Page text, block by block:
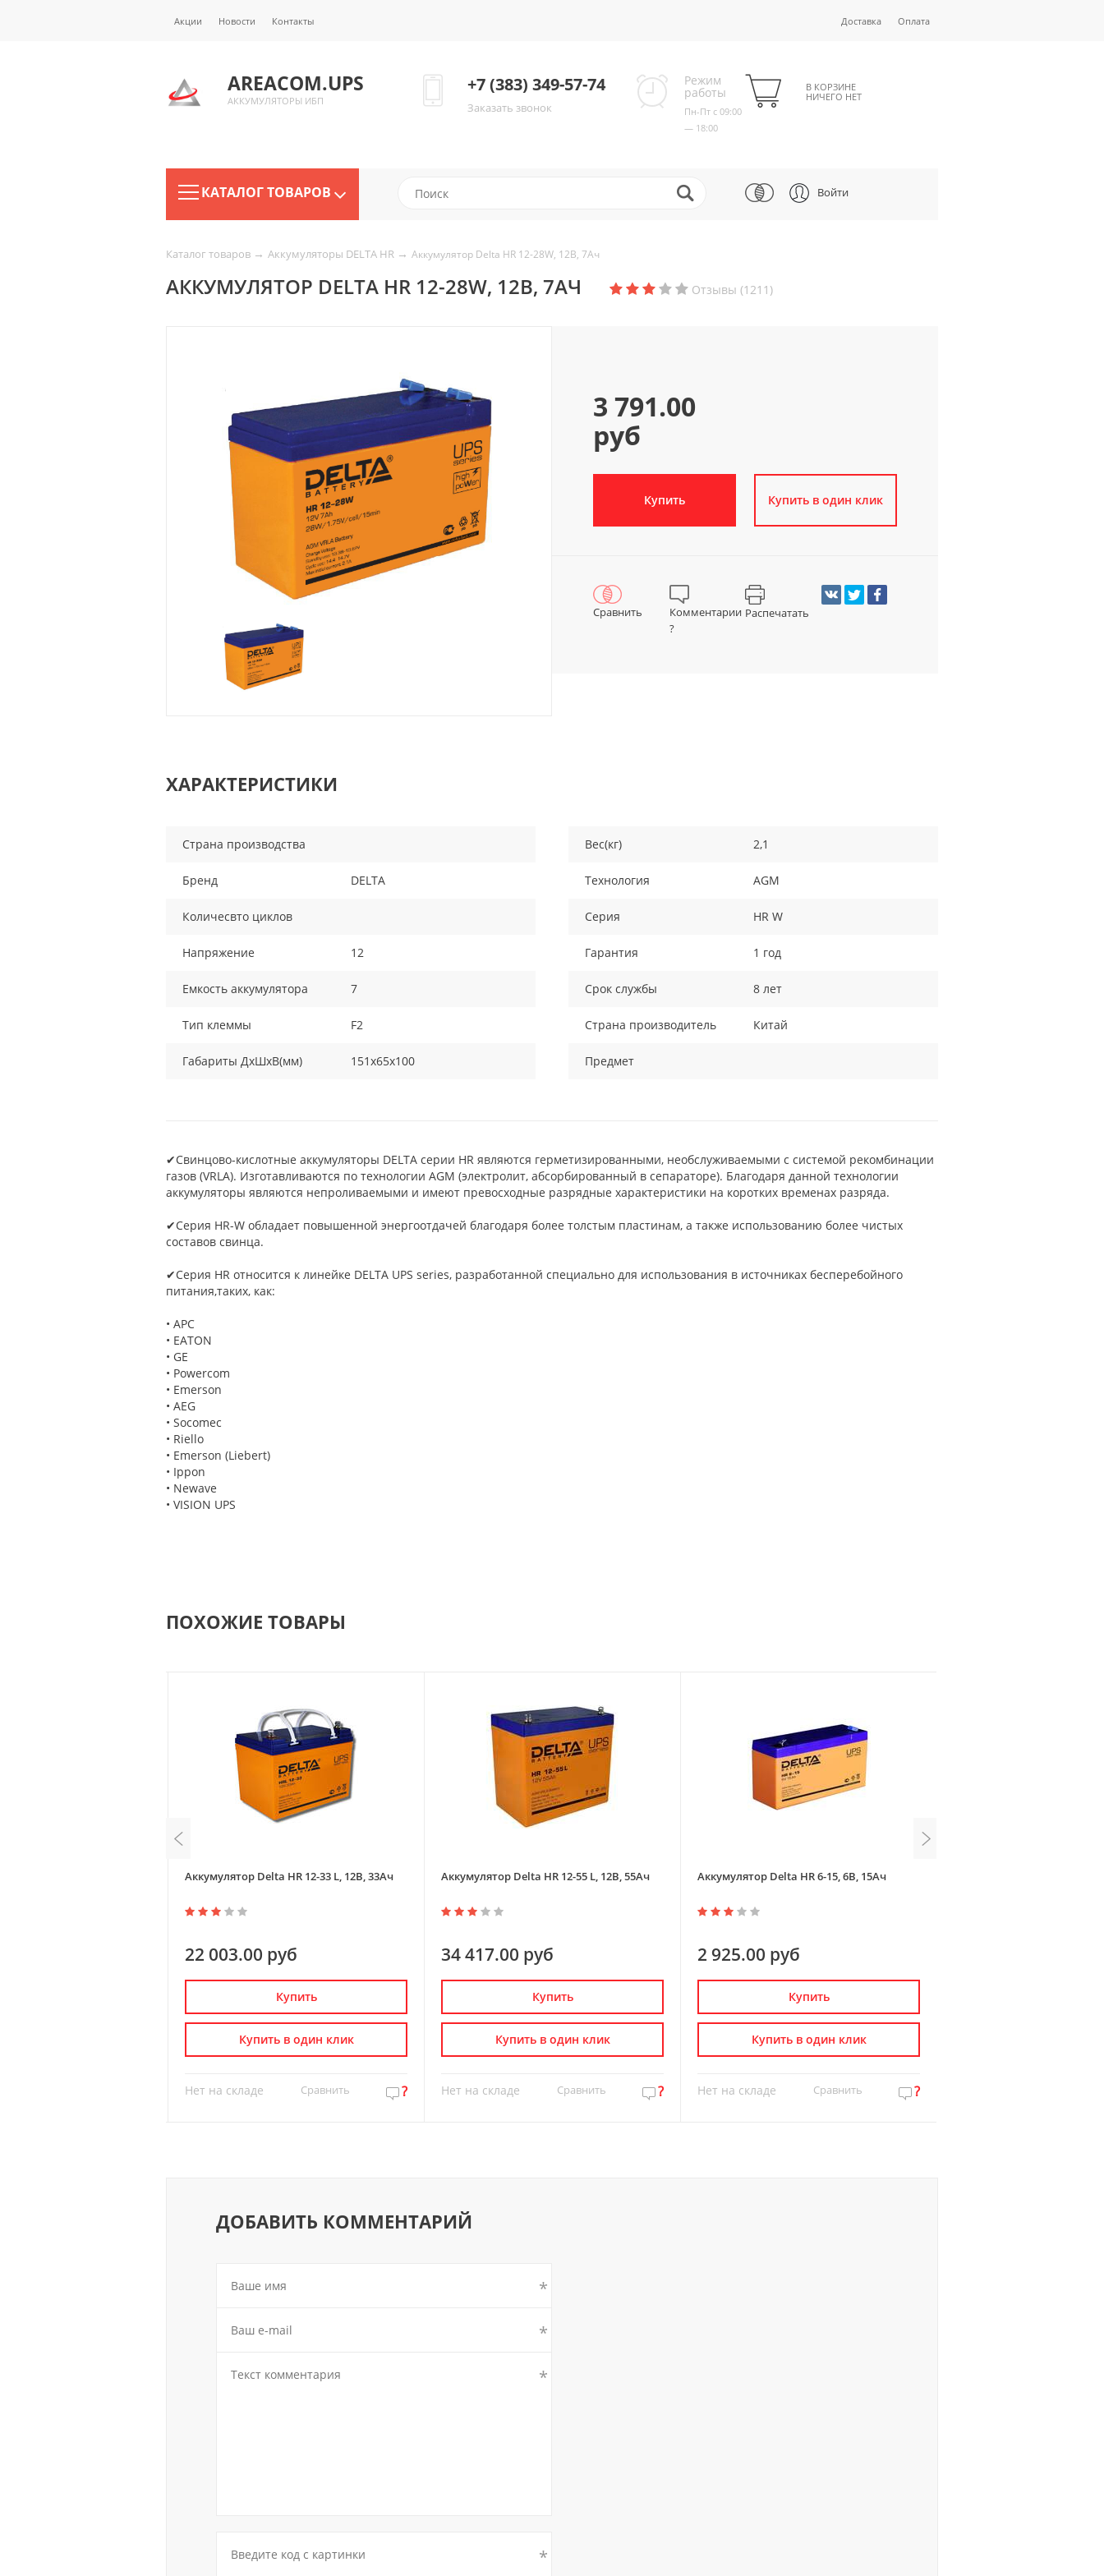
Акции Новости Контакты Доставка Оплата
AREACOM.UPS
АККУМУЛЯТОРЫ ИБП
+7 (383) 349-57-74
Заказать звонок
Режим
работы
Пн-Пт с 09:00
— 18:00
В КОРЗИНЕ
НИЧЕГО НЕТ
КАТАЛОГ ТОВАРОВ Войти
Каталог товаров → Аккумуляторы DELTA HR → Аккумулятор Delta HR 12-28W, 12В, 7Ач
АККУМУЛЯТОР DELTA HR 12-28W, 12В, 7АЧ Отзывы (1211)
3 791.00
руб
Купить Купить в один клик
Сравнить
Комментарии
?
Распечатать
ХАРАКТЕРИСТИКИ
Страна производства
Бренд DELTA
Количесвто циклов
Напряжение 12
Емкость аккумулятора 7
Тип клеммы F2
Габариты ДхШхВ(мм) 151х65х100
Вес(кг) 2,1
Технология AGM
Серия HR W
Гарантия 1 год
Срок службы 8 лет
Страна производитель Китай
Предмет
✔Свинцово-кислотные аккумуляторы DELTA серии HR являются герметизированными, необслуживаемыми с системой рекомбинации
газов (VRLA). Изготавливаются по технологии AGM (электролит, абсорбированный в сепараторе). Благодаря данной технологии
аккумуляторы являются непроливаемыми и имеют превосходные разрядные характеристики на коротких временах разряда.
✔Серия HR-W обладает повышенной энергоотдачей благодаря более толстым пластинам, а также использованию более чистых
составов свинца.
✔Серия HR относится к линейке DELTA UPS series, разработанной специально для использования в источниках бесперебойного
питания,таких, как:
• APC
• EATON
• GE
• Powercom
• Emerson
• AEG
• Socomec
• Riello
• Emerson (Liebert)
• Ippon
• Newave
• VISION UPS
ПОХОЖИЕ ТОВАРЫ
Аккумулятор Delta HR 12-33 L, 12В, 33Ач
22 003.00 руб
Купить
Нет на складе Сравнить ?
Купить в один клик
Аккумулятор Delta HR 12-55 L, 12В, 55Ач
34 417.00 руб
Купить
Нет на складе Сравнить ?
Купить в один клик
Аккумулятор Delta HR 6-15, 6В, 15Ач
2 925.00 руб
Купить
Нет на складе Сравнить ?
Купить в один клик
ДОБАВИТЬ КОММЕНТАРИЙ